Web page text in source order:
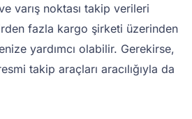
varış noktası takip verileri
fazla kargo şirketi üzerinden
yardımcı olabilir. Gerekirse,
takip araçları aracılığıyla da